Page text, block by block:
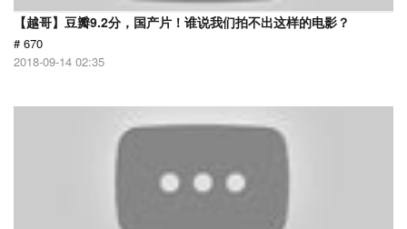
【越哥】豆瓣9.2分，国产片！谁说我们拍不出这样的电影？
# 670
2018-09-14 02:35